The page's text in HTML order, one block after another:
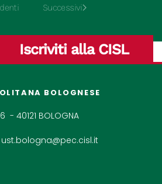
Successivi
Iscriviti alla CISL
BOLOGNESE
- 40121 BOLOGNA
ust.bologna@pec.cisl.it